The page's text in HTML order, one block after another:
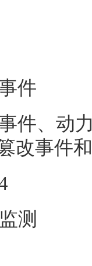
件
件、动
改事件
测